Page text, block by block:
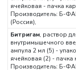
ячейковая - пачка
Производитель: Б-
(Россия),
Битригам, раствор
внутримышечного
ампула 2 мл (5) -
ячейковая (2) - пачка
Производитель: Б-